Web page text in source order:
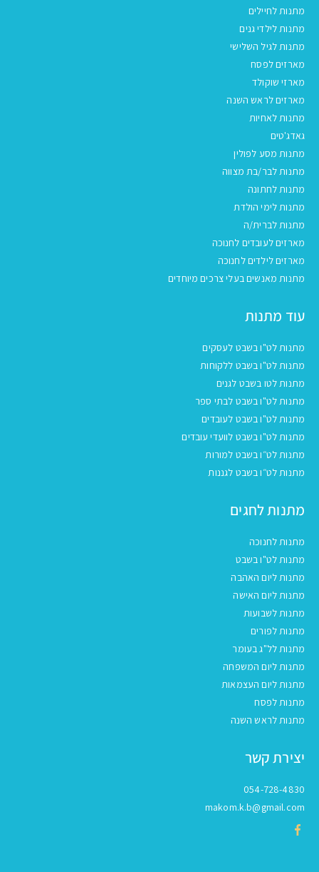
מתנות לחיילים
מתנות לילדי גנים
מתנות לגיל השלישי
מארזים לפסח
מארזי שוקולד
מארזים לראש השנה
מתנות לאחיות
גאדג'טים
מתנות מסע לפולין
מתנות לבר/בת מצווה
מתנות לחתונה
מתנות לימי הולדת
מתנות לברית/ה
מארזים לעובדים לחנוכה
מארזים לילדים לחנוכה
מתנות מאנשים בעלי צרכים מיוחדים
עוד מתנות
מתנות לט"ו בשבט לעסקים
מתנות לט"ו בשבט ללקוחות
מתנות לטו בשבט לגנים
מתנות לט"ו בשבט לבתי ספר
מתנות לט"ו בשבט לעובדים
מתנות לט"ו בשבט לוועדי עובדים
מתנות לט״ו בשבט למורות
מתנות לט״ו בשבט לגננות
מתנות לחגים
מתנות לחנוכה
מתנות לט"ו בשבט
מתנות ליום האהבה
מתנות ליום האישה
מתנות לשבועות
מתנות לפורים
מתנות לל"ג בעומר
מתנות ליום המשפחה
מתנות ליום העצמאות
מתנות לפסח
מתנות לראש השנה
יצירת קשר
054-728-4830
makom.k.b@gmail.com